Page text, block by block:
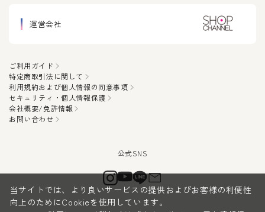
運営会社
ご利用ガイド
特定商取引法に関して
利用規約および個人情報の同意事項
セキュリティ・個人情報保護
会社概要/免許情報
お問い合わせ
当サイトでは、より良いサービスの提供およびお客様の利便性
向上のためにCookieを使用しています。